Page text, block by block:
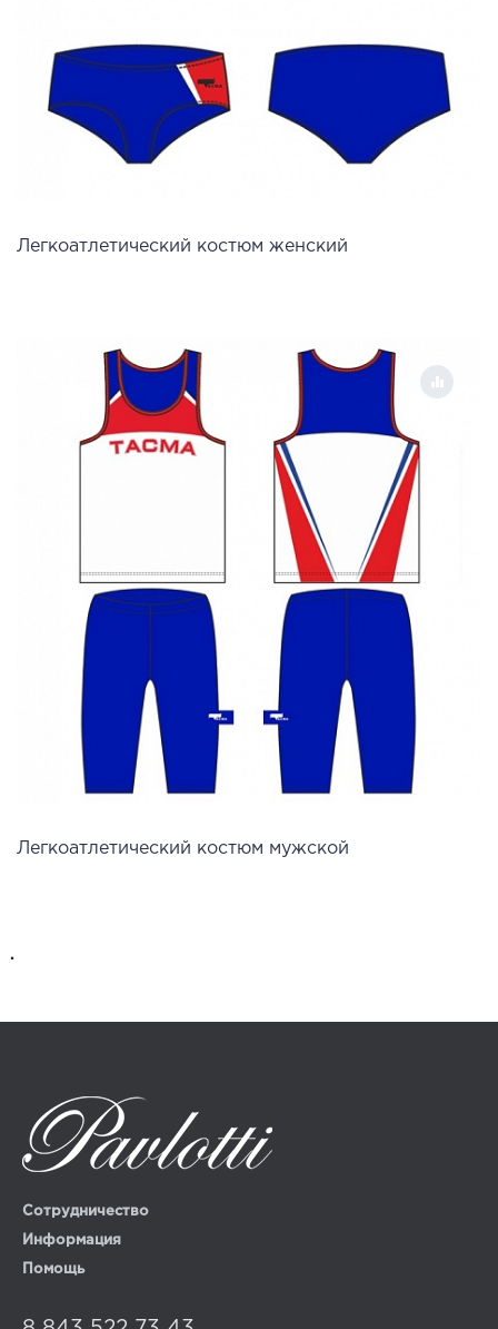
Легкоатлетический костюм женский
Легкоатлетический костюм мужской
.
Сотрудничество
Информация
Помощь